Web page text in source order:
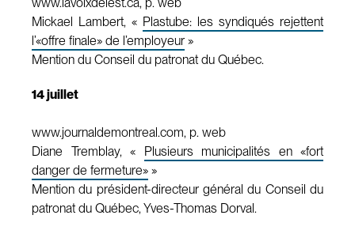
Mickael Lambert, « Plastube: les syndiqués rejettent
l’«offre finale» de l’employeur »
Mention du Conseil du patronat du Québec.
14 juillet
www.journaldemontreal.com, p. web
Diane Tremblay, « Plusieurs municipalités en «fort
danger de fermeture» »
Mention du président-directeur général du Conseil du
patronat du Québec, Yves-Thomas Dorval.